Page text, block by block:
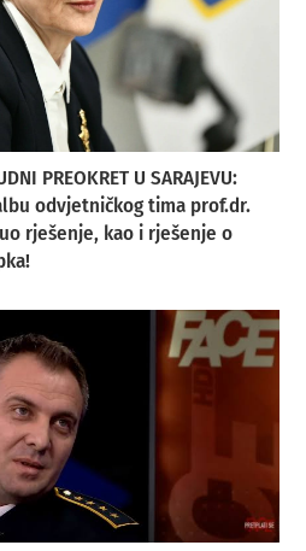
PREOKRET U SARAJEVU:
odvjetničkog tima prof.dr.
rješenje, kao i rješenje o